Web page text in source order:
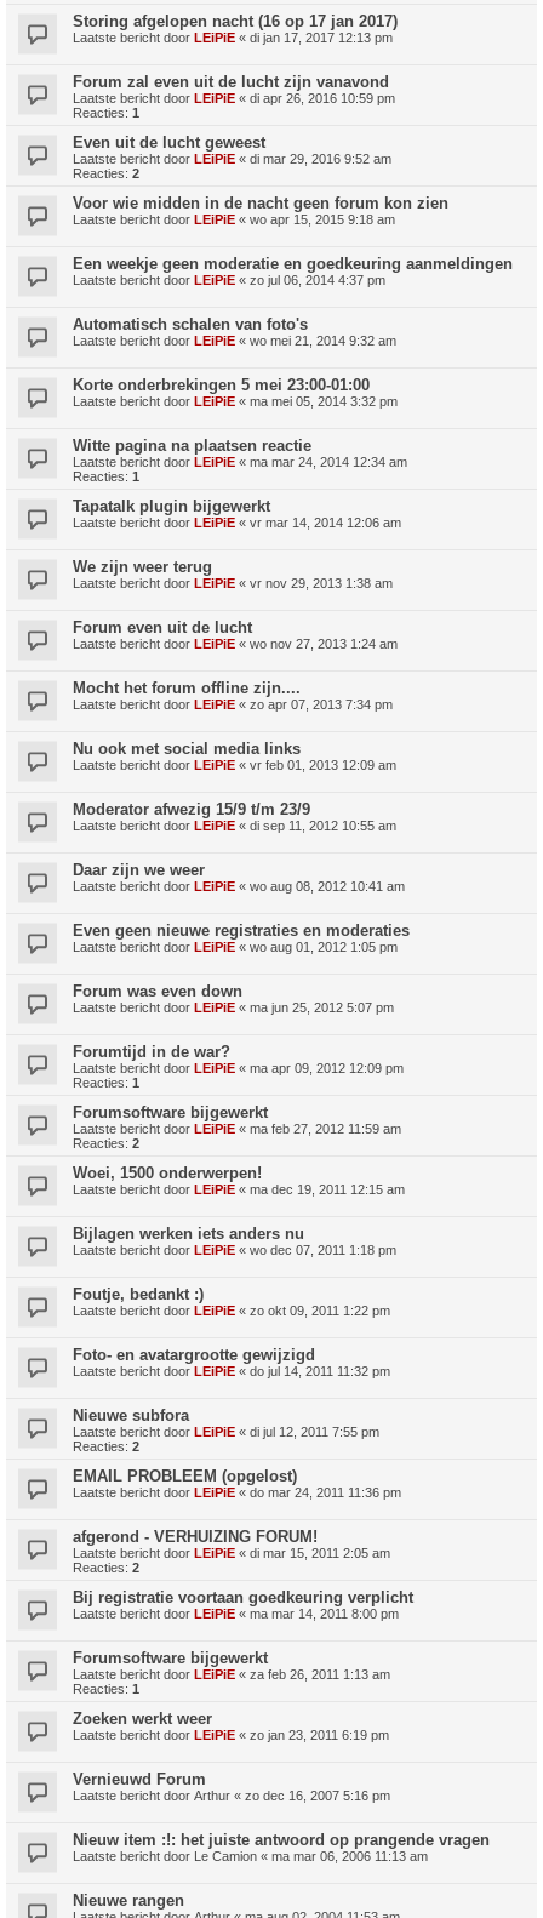
Storing afgelopen nacht (16 op 17 jan 2017)
Laatste bericht door LEiPiE « di jan 17, 2017 12:13 pm
Forum zal even uit de lucht zijn vanavond
Laatste bericht door LEiPiE « di apr 26, 2016 10:59 pm
Reacties: 1
Even uit de lucht geweest
Laatste bericht door LEiPiE « di mar 29, 2016 9:52 am
Reacties: 2
Voor wie midden in de nacht geen forum kon zien
Laatste bericht door LEiPiE « wo apr 15, 2015 9:18 am
Een weekje geen moderatie en goedkeuring aanmeldingen
Laatste bericht door LEiPiE « zo jul 06, 2014 4:37 pm
Automatisch schalen van foto's
Laatste bericht door LEiPiE « wo mei 21, 2014 9:32 am
Korte onderbrekingen 5 mei 23:00-01:00
Laatste bericht door LEiPiE « ma mei 05, 2014 3:32 pm
Witte pagina na plaatsen reactie
Laatste bericht door LEiPiE « ma mar 24, 2014 12:34 am
Reacties: 1
Tapatalk plugin bijgewerkt
Laatste bericht door LEiPiE « vr mar 14, 2014 12:06 am
We zijn weer terug
Laatste bericht door LEiPiE « vr nov 29, 2013 1:38 am
Forum even uit de lucht
Laatste bericht door LEiPiE « wo nov 27, 2013 1:24 am
Mocht het forum offline zijn....
Laatste bericht door LEiPiE « zo apr 07, 2013 7:34 pm
Nu ook met social media links
Laatste bericht door LEiPiE « vr feb 01, 2013 12:09 am
Moderator afwezig 15/9 t/m 23/9
Laatste bericht door LEiPiE « di sep 11, 2012 10:55 am
Daar zijn we weer
Laatste bericht door LEiPiE « wo aug 08, 2012 10:41 am
Even geen nieuwe registraties en moderaties
Laatste bericht door LEiPiE « wo aug 01, 2012 1:05 pm
Forum was even down
Laatste bericht door LEiPiE « ma jun 25, 2012 5:07 pm
Forumtijd in de war?
Laatste bericht door LEiPiE « ma apr 09, 2012 12:09 pm
Reacties: 1
Forumsoftware bijgewerkt
Laatste bericht door LEiPiE « ma feb 27, 2012 11:59 am
Reacties: 2
Woei, 1500 onderwerpen!
Laatste bericht door LEiPiE « ma dec 19, 2011 12:15 am
Bijlagen werken iets anders nu
Laatste bericht door LEiPiE « wo dec 07, 2011 1:18 pm
Foutje, bedankt :)
Laatste bericht door LEiPiE « zo okt 09, 2011 1:22 pm
Foto- en avatargrootte gewijzigd
Laatste bericht door LEiPiE « do jul 14, 2011 11:32 pm
Nieuwe subfora
Laatste bericht door LEiPiE « di jul 12, 2011 7:55 pm
Reacties: 2
EMAIL PROBLEEM (opgelost)
Laatste bericht door LEiPiE « do mar 24, 2011 11:36 pm
afgerond - VERHUIZING FORUM!
Laatste bericht door LEiPiE « di mar 15, 2011 2:05 am
Reacties: 2
Bij registratie voortaan goedkeuring verplicht
Laatste bericht door LEiPiE « ma mar 14, 2011 8:00 pm
Forumsoftware bijgewerkt
Laatste bericht door LEiPiE « za feb 26, 2011 1:13 am
Reacties: 1
Zoeken werkt weer
Laatste bericht door LEiPiE « zo jan 23, 2011 6:19 pm
Vernieuwd Forum
Laatste bericht door Arthur « zo dec 16, 2007 5:16 pm
Nieuw item :!: het juiste antwoord op prangende vragen
Laatste bericht door Le Camion « ma mar 06, 2006 11:13 am
Nieuwe rangen